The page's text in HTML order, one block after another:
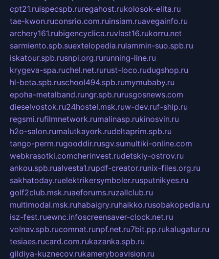
cpt21.ruispecspb.ruregahost.rukolosok-elita.ru
tae-kwon.ruconsrio.com.ruinsiam.ruavegainfo.ru
archery161.rubigencyclica.ruvlast16.rukorru.net
sarmiento.spb.suextelopedia.rulammin-suo.spb.ru
iskatour.spb.rusnpi.org.rurunning-line.ru
krygeva-spa.ruchel.net.rurust-loco.rudugshop.ru
hl-beta.spb.ruschool494.spb.rumymubaby.ru
epoha-metalband.rungr.spb.rurusgosnews.com
dieselvostok.ru24hostel.msk.ruw-dev.ruf-ship.ru
regsmi.rufilmnetwork.rumalinasp.rukinosvin.ru
h2o-salon.rumalutkayork.rudeltaprim.spb.ru
tango-perm.rugooddir.rusgv.sumultiki-online.com
webkrasotki.comcherinvest.rudetskiy-ostrov.ru
ankou.spb.rualvesta1.rupdf-creator.runix-files.org.ru
sakhatoday.ruelektrikersymboler.rusputnikyes.ru
golf2club.msk.ruaeforums.ruzallclub.ru
multimodal.msk.ruhabaigry.ruhaikko.rusobakopedia.ru
isz-fest.ruewnc.infoscreensaver-clock.net.ru
volnav.spb.rucomnat.runpf.net.ru7bit.pp.rukalugatur.ru
tesiaes.rucard.com.rukazanka.spb.ru
gildiya-kuznecov.rukameryboavision.ru